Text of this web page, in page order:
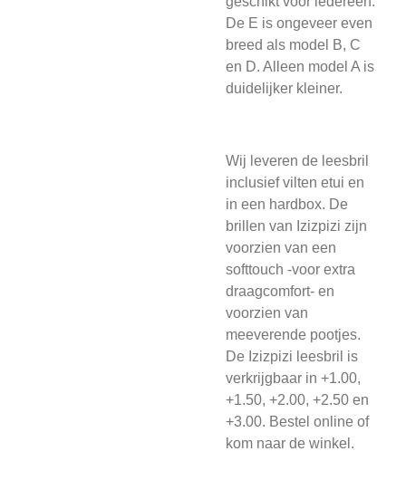
De E is ongeveer even
breed als model B, C
en D. Alleen model A is
duidelijker kleiner.
Wij leveren de leesbril
inclusief vilten etui en
in een hardbox. De
brillen van Izizpizi zijn
voorzien van een
softtouch -voor extra
draagcomfort- en
voorzien van
meeverende pootjes.
De Izizpizi leesbril is
verkrijgbaar in +1.00,
+1.50, +2.00, +2.50 en
+3.00. Bestel online of
kom naar de winkel.